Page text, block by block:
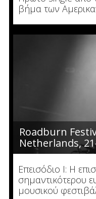
βήμα των
Roadburn
Netherlands,
Επεισόδιο I: Η
σημαντικότερου
μουσικού